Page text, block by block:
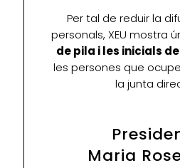
Per tal de reduir la
personals, XEU mostra
de pila i les inicials
les persones que
la junta
Maria